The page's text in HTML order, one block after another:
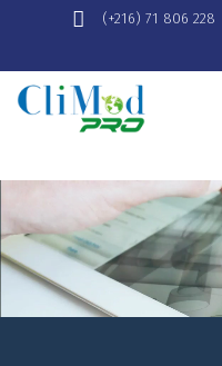
(+216) 71 806 228